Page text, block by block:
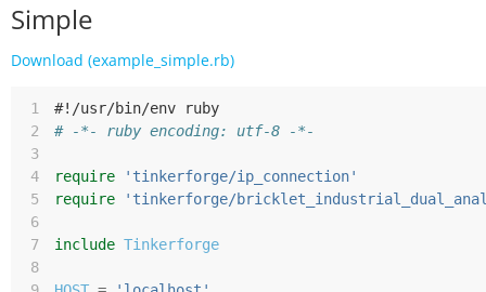
Simple
Download (example_simple.rb)
1
#!/usr/bin/env ruby
2
# -*- ruby encoding: utf-8 -*-
3
4
require
'tinkerforge/ip_connection'
5
require
'tinkerforge/
6
7
include Tinkerforge
8